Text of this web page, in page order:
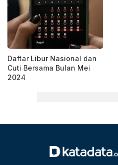
Daftar Libur Nasional dan
Cuti Bersama Bulan Mei
2024